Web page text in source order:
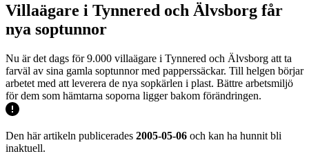
Villaägare i Tynnered och Älvsborg får
nya soptunnor
Nu är det dags för 9.000 villaägare i Tynnered och Älvsborg att ta
farväl av sina gamla soptunnor med papperssäckar. Till helgen börjar
arbetet med att leverera de nya sopkärlen i plast. Bättre arbetsmiljö
för dem som hämtarna soporna ligger bakom förändringen.
Den här artikeln publicerades 2005-05-06 och kan ha hunnit bli
inaktuell.